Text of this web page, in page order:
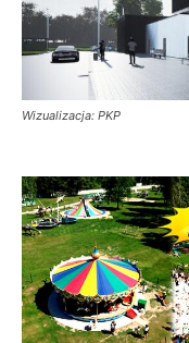
Wizualizacja: PKP